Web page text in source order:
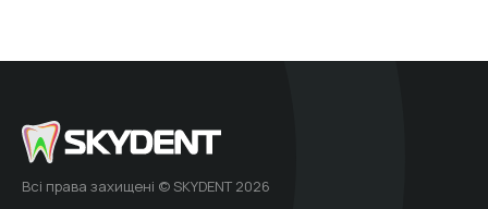
Всі права захищені © SKYDENT 2026